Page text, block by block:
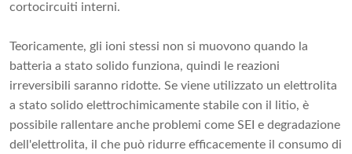
cortocircuiti interni.
Teoricamente, gli ioni stessi non si muovono quando la
batteria a stato solido funziona, quindi le reazioni
irreversibili saranno ridotte. Se viene utilizzato un elettrolita
a stato solido elettrochimicamente stabile con il litio, è
possibile rallentare anche problemi come SEI e degradazione
dell'elettrolita, il che può ridurre efficacemente il consumo di